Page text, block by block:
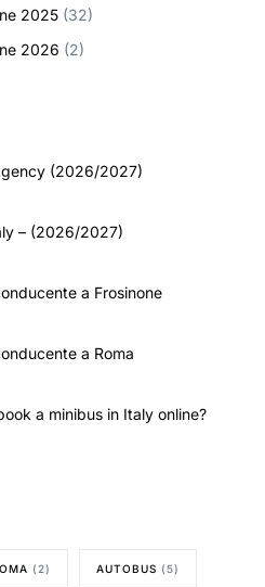
2025 (32)
2026 (2)
(2026/2027)
– (2026/2027)
a Frosinone
a Roma
a minibus in Italy online?
(2) AUTOBUS (5)